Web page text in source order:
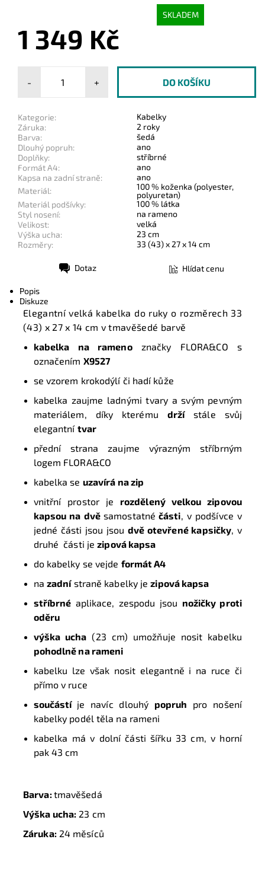
SKLADEM
1 349 Kč
- +
Kategorie:
Kabelky
Záruka:
2 roky
Barva:
šedá
Dlouhý popruh:
ano
Doplňky:
stříbrné
Formát A4:
ano
Kapsa na zadní straně:
ano
Materiál:
100 % koženka (polyester,
polyuretan)
Materiál podšívky:
100 % látka
Styl nosení:
na rameno
Velikost:
velká
Výška ucha:
23 cm
Rozměry:
33 (43) x 27 x 14 cm
Dotaz Hlídat cenu
Popis
Diskuze
Elegantní velká kabelka do ruky o rozměrech 33
(43) x 27 x 14 cm v tmavěšedé barvě
kabelka na ramenoznačky FLORA&CO s
označením X9527
se vzorem krokodýlí či hadí kůže
kabelka zaujme ladnými tvary a svým pevným
materiálem, díky kterému držístále svůj
elegantní tvar
přední strana zaujme výrazným stříbrným
logem FLORA&CO
kabelka se uzavírá na zip
vnitřní prostor je rozdělený velkou zipovou
kapsou na dvě samostatné části, v podšívce v
jedné části jsou jsou dvě otevřené kapsičky, v
druhé části jezipová kapsa
do kabelky se vejde formát A4
na zadnístraně kabelky jezipová kapsa
stříbrné aplikace, zespodu jsou nožičky proti
oděru
výška ucha (23 cm) umožňuje nosit kabelku
pohodlně na rameni
kabelku lze však nosit elegantně i na ruce či
přímo v ruce
součástí je navíc dlouhý popruh pro nošení
kabelky podél těla na rameni
kabelka má v dolní části šířku 33 cm, v horní
pak 43 cm
Barva:tmavěšedá
Výška ucha: 23 cm
Záruka:24 měsíců